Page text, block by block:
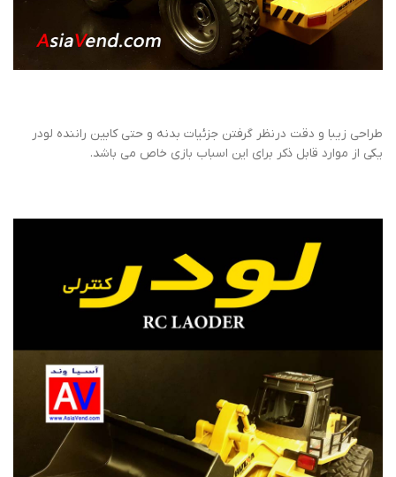
طراحی زیبا و دقت درنظر گرفتن جزئیات بدنه و حتی کابین راننده لودر
یکی از موارد قابل ذکر برای این اسباب بازی خاص می باشد.